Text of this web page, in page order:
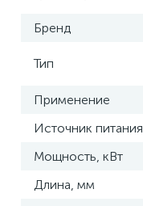
Бренд
Тип
Применение
Источник питания
Мощность, кВт
Длина, мм